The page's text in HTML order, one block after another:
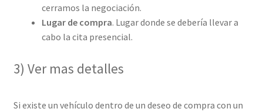
cerramos la negociación.
Lugar de compra. Lugar donde se debería llevar a
cabo la cita presencial.
3) Ver mas detalles
Si existe un vehículo dentro de un deseo de compra con un